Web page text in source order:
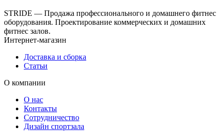
STRIDE — Продажа профессионального и домашнего фитнес
оборудования. Проектирование коммерческих и домашних
фитнес залов.
Интернет-магазин
Доставка и сборка
Статьи
О компании
О нас
Контакты
Сотрудничество
Дизайн спортзала